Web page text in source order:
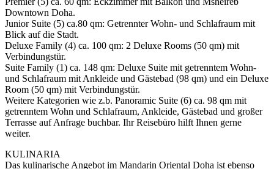
Downtown Doha.
Junior Suite (5) ca.80 qm: Getrennter Wohn- und Schlafraum mit
Blick auf die Stadt.
Deluxe Family (4) ca. 100 qm: 2 Deluxe Rooms (50 qm) mit
Verbindungstür.
Suite Family (1) ca. 148 qm: Deluxe Suite mit getrenntem Wohn-
und Schlafraum mit Ankleide und Gästebad (98 qm) und ein Deluxe
Room (50 qm) mit Verbindungstür.
Weitere Kategorien wie z.b. Panoramic Suite (6) ca. 98 qm mit
getrenntem Wohn und Schlafraum, Ankleide, Gästebad und großer
Terrasse auf Anfrage buchbar. Ihr Reisebüro hilft Ihnen gerne
weiter.
KULINARIA
Das kulinarische Angebot im Mandarin Oriental Doha ist ebenso